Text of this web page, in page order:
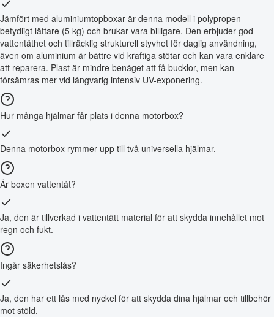
Jämfört med aluminiumtopboxar är denna modell i polypropen
betydligt lättare (5 kg) och brukar vara billigare. Den erbjuder god
vattentäthet och tillräcklig strukturell styvhet för daglig användning,
även om aluminium är bättre vid kraftiga stötar och kan vara enklare
att reparera. Plast är mindre benäget att få bucklor, men kan
försämras mer vid långvarig intensiv UV-exponering.
Hur många hjälmar får plats i denna motorbox?
Denna motorbox rymmer upp till två universella hjälmar.
Är boxen vattentät?
Ja, den är tillverkad i vattentätt material för att skydda innehållet mot
regn och fukt.
Ingår säkerhetslås?
Ja, den har ett lås med nyckel för att skydda dina hjälmar och tillbehör
mot stöld.